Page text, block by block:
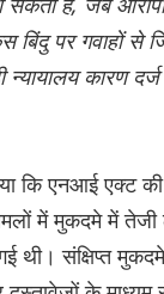
बिंदु पर गवाहों से
कारण
कि एनआई एक्ट
में मुकदमे में
थी। संक्षिप्त